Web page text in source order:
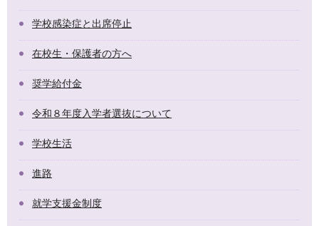
学校感染症と出席停止
在校生・保護者の方へ
奨学給付金
令和８年度入学者選抜について
学校生活
進路
就学支援金制度